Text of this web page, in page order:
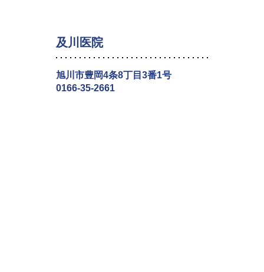
及川医院
旭川市豊岡4条8丁目3番1号
0166-35-2661